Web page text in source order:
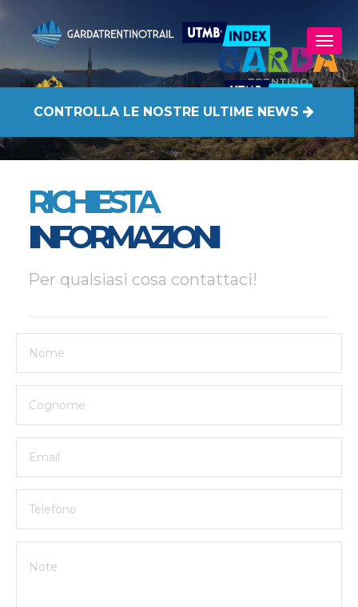
CONTROLLA LE NOSTRE ULTIME NEWS
RICHIESTA
INFORMAZIONI
Per qualsiasi cosa contattaci!